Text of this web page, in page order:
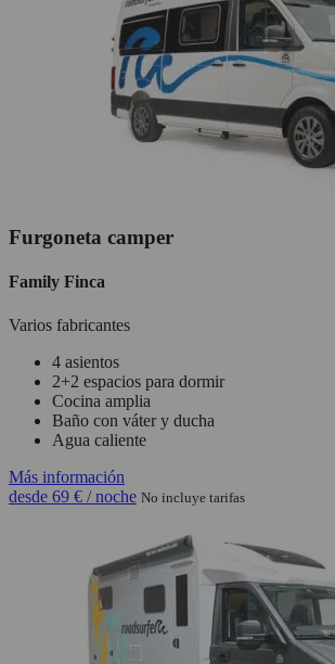
Furgoneta camper
Family Finca
Varios fabricantes
4 asientos
2+2 espacios para dormir
Cocina amplia
Baño con váter y ducha
Agua caliente
Más información
desde 69 € / noche No incluye tarifas